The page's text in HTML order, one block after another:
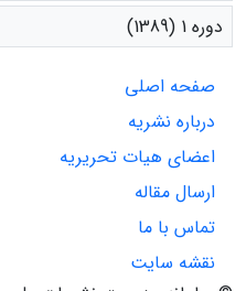
دوره 1 (1389)
صفحه اصلی
درباره نشریه
اعضای هیات تحریریه
ارسال مقاله
تماس با ما
نقشه سایت